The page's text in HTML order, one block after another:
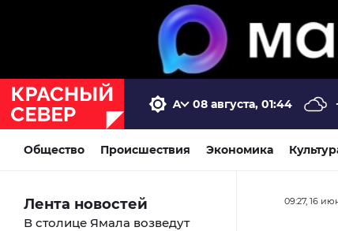
08 августа, 01:44
Общество Происшествия Экономика
Лента новостей
В столице Ямала возведут
09:27, 16